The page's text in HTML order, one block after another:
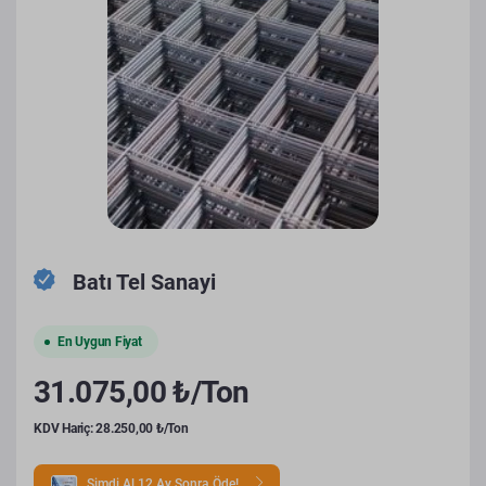
Batı Tel Sanayi
En Uygun Fiyat
31.075,00 ₺/Ton
KDV Hariç: 28.250,00 ₺/Ton